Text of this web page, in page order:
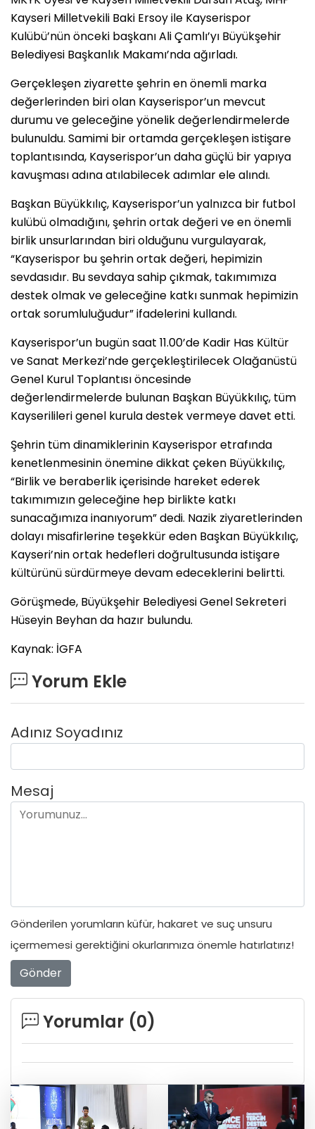
Kayseri Milletvekili Baki Ersoy ile Kayserispor
Kulübü’nün önceki başkanı Ali Çamlı’yı Büyükşehir
Belediyesi Başkanlık Makamı’nda ağırladı.
Gerçekleşen ziyarette şehrin en önemli marka
değerlerinden biri olan Kayserispor’un mevcut
durumu ve geleceğine yönelik değerlendirmelerde
bulunuldu. Samimi bir ortamda gerçekleşen istişare
toplantısında, Kayserispor’un daha güçlü bir yapıya
kavuşması adına atılabilecek adımlar ele alındı.
Başkan Büyükkılıç, Kayserispor’un yalnızca bir futbol
kulübü olmadığını, şehrin ortak değeri ve en önemli
birlik unsurlarından biri olduğunu vurgulayarak,
“Kayserispor bu şehrin ortak değeri, hepimizin
sevdasıdır. Bu sevdaya sahip çıkmak, takımımıza
destek olmak ve geleceğine katkı sunmak hepimizin
ortak sorumluluğudur” ifadelerini kullandı.
Kayserispor’un bugün saat 11.00’de Kadir Has Kültür
ve Sanat Merkezi’nde gerçekleştirilecek Olağanüstü
Genel Kurul Toplantısı öncesinde
değerlendirmelerde bulunan Başkan Büyükkılıç, tüm
Kayserilileri genel kurula destek vermeye davet etti.
Şehrin tüm dinamiklerinin Kayserispor etrafında
kenetlenmesinin önemine dikkat çeken Büyükkılıç,
“Birlik ve beraberlik içerisinde hareket ederek
takımımızın geleceğine hep birlikte katkı
sunacağımıza inanıyorum” dedi. Nazik ziyaretlerinden
dolayı misafirlerine teşekkür eden Başkan Büyükkılıç,
Kayseri’nin ortak hedefleri doğrultusunda istişare
kültürünü sürdürmeye devam edeceklerini belirtti.
Görüşmede, Büyükşehir Belediyesi Genel Sekreteri
Hüseyin Beyhan da hazır bulundu.
Kaynak: İGFA
Yorum Ekle
Adınız Soyadınız
Mesaj
Gönderilen yorumların küfür, hakaret ve suç unsuru
içermemesi gerektiğini okurlarımıza önemle hatırlatırız!
Gönder
Yorumlar (0)